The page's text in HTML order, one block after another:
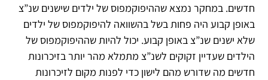
חדשים. במחקר נמצא שההיפוקמפוס של ילדים שישנים שנ”צ
באופן קבוע היה פחות בשל בהשוואה להיפוקמפוס של ילדים
שלא ישנים שנ”צ באופן קבוע. יכול להיות שההיפוקמפוס של
הילדים שעדיין זקוקים לשנ”צ מתמלא מהר יותר בזיכרונות
חדשים מה שדורש מהם לישון כדי לפנות מקום לזיכרונות